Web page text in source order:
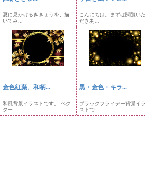
夏に見かけるききょうを、描
いてみ...
こんにちは。まずは閲覧いた
だきあ...
金色紅葉、和柄...
和風背景イラストです。 ベク
ター...
黒・金色・キラ...
ブラックフライデー背景イラ
ストで...